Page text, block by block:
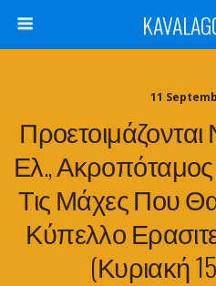
11
Ελ., Ακροπόταμος
Τις Μάχες Που
Κύπελλο
(Κυριακή